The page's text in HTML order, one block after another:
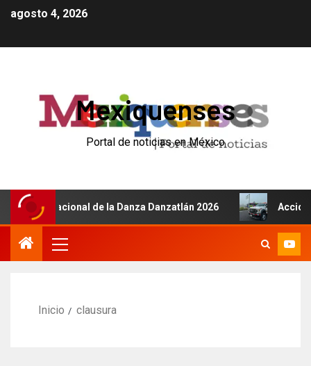
agosto 4, 2026
Mexiquenses
Portal de noticias en México
Internacional de la Danza Danzatlán 2026 Accidente
Inicio clausura